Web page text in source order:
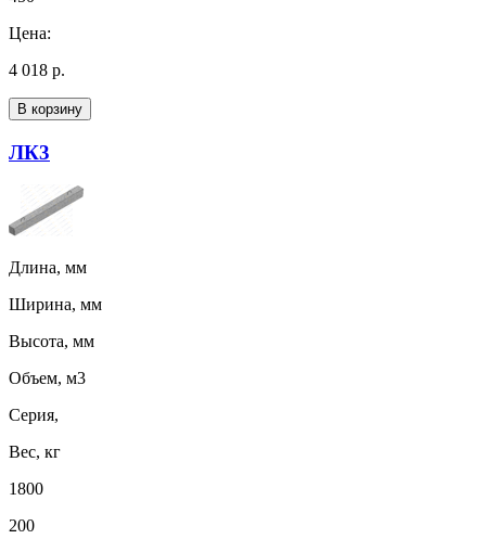
Цена:
4 018 р.
В корзину
ЛК3
Длина, мм
Ширина, мм
Высота, мм
Объем, м3
Серия,
Вес, кг
1800
200